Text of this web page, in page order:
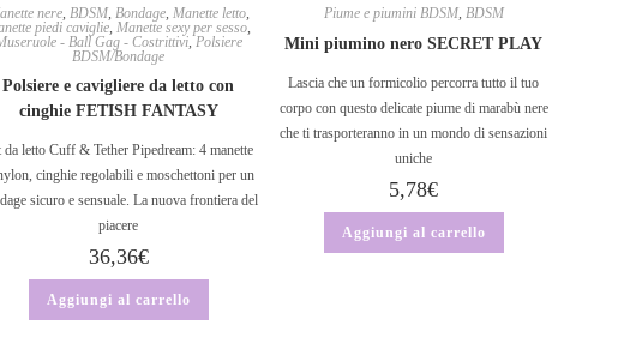
nere, BDSM, Bondage, Manette letto,
piedi caviglie,Manette sexy per sesso,
- Ball Gag - Costrittivi, Polsiere
BDSM/Bondage
Polsiere e cavigliere da letto con
cinghie FETISH FANTASY
da letto Cuff & Tether Pipedream: 4 manette
cinghie regolabili e moschettoni per un
sicuro e sensuale. La nuova frontiera del
piacere
36,36€
Aggiungi al carrello
Piume e piumini BDSM, BDSM
Mini piumino nero SECRET PLAY
Lascia che un formicolio percorra tutto il tuo
corpo con questo delicate piume di marabù nere
che ti trasporteranno in un mondo di sensazioni
uniche
5,78€
Aggiungi al carrello